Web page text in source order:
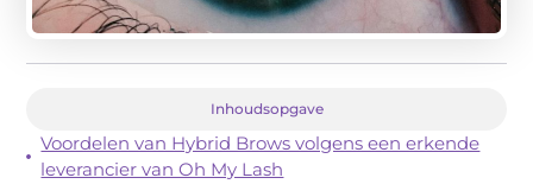
Inhoudsopgave
Voordelen van Hybrid Brows volgens een erkende
leverancier van Oh My Lash